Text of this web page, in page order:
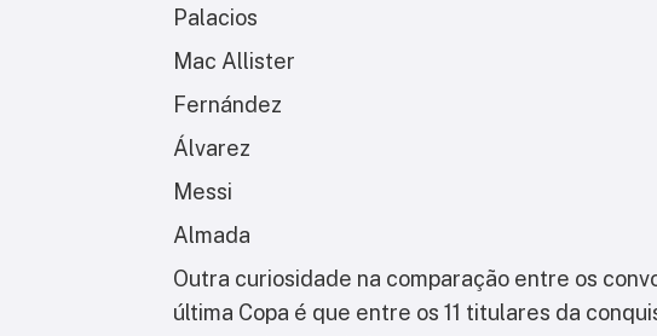
Palacios
Mac Allister
Fernández
Álvarez
Messi
Almada
Outra curiosidade na comparação entre os
última Copa é que entre os 11 titulares da